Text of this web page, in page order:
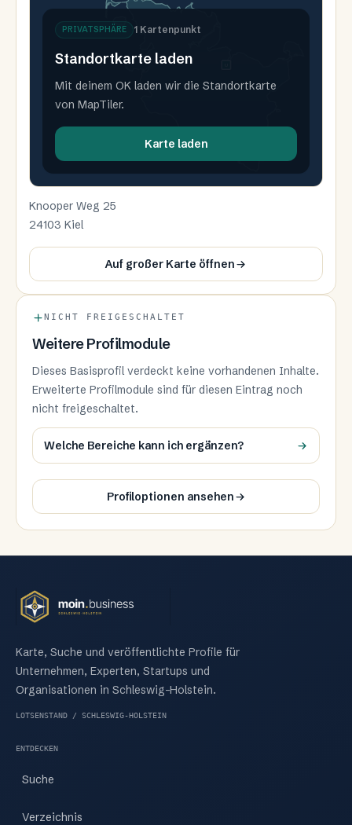
PRIVATSPHÄRE 1 Kartenpunkt
Standortkarte laden
Mit deinem OK laden wir die Standortkarte
von MapTiler.
Karte laden
Knooper Weg 25
24103 Kiel
Auf großer Karte öffnen
NICHT FREIGESCHALTET
Weitere Profilmodule
Dieses Basisprofil verdeckt keine vorhandenen Inhalte.
Erweiterte Profilmodule sind für diesen Eintrag noch
nicht freigeschaltet.
Welche Bereiche kann ich ergänzen?
Profiloptionen ansehen
Karte, Suche und veröffentlichte Profile für
Unternehmen, Experten, Startups und
Organisationen in Schleswig-Holstein.
LOTSENSTAND / SCHLESWIG-HOLSTEIN
ENTDECKEN
Suche
Verzeichnis